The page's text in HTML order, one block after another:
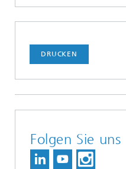
DRUCKEN
Folgen Sie uns